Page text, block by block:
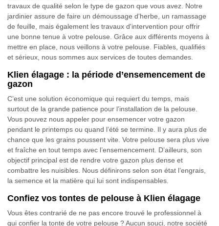
travaux de qualité selon le type de gazon que vous avez. Notre
jardinier assure de faire un démoussage d'herbe, un ramassage
de feuille, mais également les travaux d'intervention pour offrir
une bonne tenue à votre pelouse. Grâce aux différents moyens à
mettre en place, nous veillons à votre pelouse. Fiables, qualifiés
et sérieux, nous sommes aux services de toutes demandes.
Klien élagage : la période d’ensemencement de
gazon
C’est une solution économique qui requiert du temps, mais
surtout de la grande patience pour l’installation de la pelouse.
Vous pouvez nous appeler pour ensemencer votre gazon
pendant le printemps ou quand l’été se termine. Il y aura plus de
chance que les grains poussent vite. Votre pelouse sera plus vive
et fraîche en tout temps avec l’ensemencement. D’ailleurs, son
objectif principal est de rendre votre gazon plus dense et
combattre les nuisibles. Nous définirons selon son état l’engrais,
la semence et la matière qui lui sont indispensables.
Confiez vos tontes de pelouse à Klien élagage
Vous êtes contrarié de ne pas encore trouvé le professionnel à
qui confier la tonte de votre pelouse ? Aucun souci, notre société